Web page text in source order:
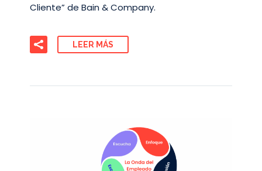
Cliente” de Bain & Company.
LEER MÁS